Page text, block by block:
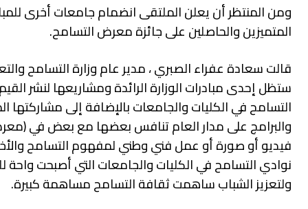
ومن المنتظر أن يعلن الملتقى انضمام جامعات أخرى
المتميزين والحاصلين على جائزة معرض التسامح.
قالت سعادة عفراء الصبري ، مدير عام وزارة التسامح
ستظل إحدى مبادرات الوزارة الرائدة ومشاريعها لنشر
التسامح في الكليات والجامعات بالإضافة إلى مشاركتها
والبرامج على مدار العام تنافس بعضها مع بعض في
فيديو أو صورة أو عمل فني وطني لمفهوم التسامح
نوادي التسامح في الكليات والجامعات التي أصبحت واحة
ولتعزيز الشباب ساهمت ثقافة التسامح مساهمة كبيرة.